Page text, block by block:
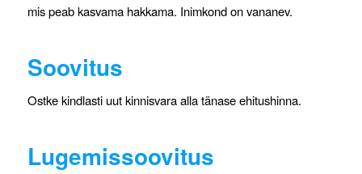
mis peab kasvama hakkama. Inimkond on vananev.
Soovitus
Ostke kindlasti uut kinnisvara alla tänase ehitushinna.
Lugemissoovitus